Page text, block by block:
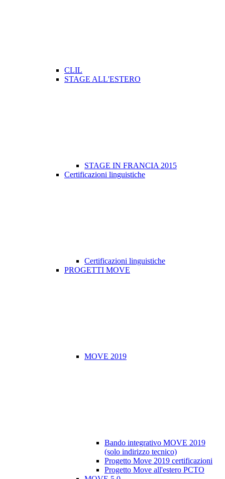
CLIL
STAGE ALL'ESTERO
STAGE IN FRANCIA 2015
Certificazioni linguistiche
Certificazioni linguistiche
PROGETTI MOVE
MOVE 2019
Bando integrativo MOVE 2019
(solo indirizzo tecnico)
Progetto Move 2019 certificazioni
Progetto Move all'estero PCTO